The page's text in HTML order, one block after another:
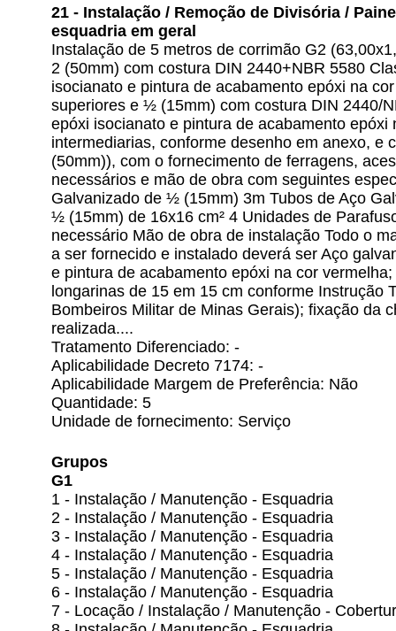
21 - Instalação / Remoção de Divisória /
esquadria em geral
Instalação de 5 metros de corrimão G2
2 (50mm) com costura DIN 2440+NBR 5580
isocianato e pintura de acabamento epóxi na
superiores e ½ (15mm) com costura DIN 2440/
epóxi isocianato e pintura de acabamento
intermediarias, conforme desenho em anexo, e
(50mm)), com o fornecimento de ferragens,
necessários e mão de obra com seguintes
Galvanizado de ½ (15mm) 3m Tubos de Aço
½ (15mm) de 16x16 cm² 4 Unidades de
necessário Mão de obra de instalação Todo o
a ser fornecido e instalado deverá ser Aço
e pintura de acabamento epóxi na cor
longarinas de 15 em 15 cm conforme Instrução
Bombeiros Militar de Minas Gerais); fixação da
realizada....
Tratamento Diferenciado: -
Aplicabilidade Decreto 7174: -
Aplicabilidade Margem de Preferência: Não
Quantidade: 5
Unidade de fornecimento: Serviço
Grupos
G1
1 - Instalação / Manutenção - Esquadria
2 - Instalação / Manutenção - Esquadria
3 - Instalação / Manutenção - Esquadria
4 - Instalação / Manutenção - Esquadria
5 - Instalação / Manutenção - Esquadria
6 - Instalação / Manutenção - Esquadria
7 - Locação / Instalação / Manutenção -